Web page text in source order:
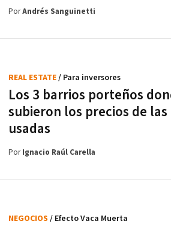
PorAndrés Sanguinetti
Los 3 barrios porteños
subieron los precios de
usadas
REAL ESTATE/ Para inversores
PorIgnacio Raúl Carella
NEGOCIOS / Efecto Vaca Muerta